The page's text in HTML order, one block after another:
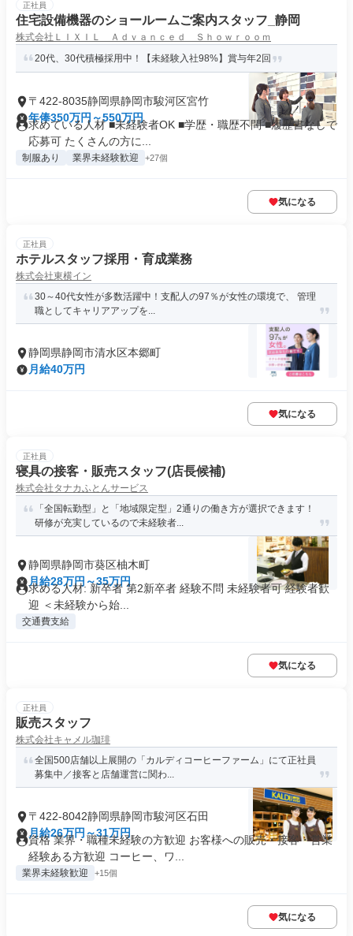
正社員
住宅設備機器のショールームご案内スタッフ_静岡
株式会社ＬＩＸＩＬ Ａｄｖａｎｃｅｄ Ｓｈｏｗｒｏｏｍ
20代、30代積極採用中！【未経験入社98%】賞与年2回
〒422-8035静岡県静岡市駿河区宮竹
年俸350万円～550万円
求めている人材 ■未経験者OK ■学歴・職歴不問 ■履歴書なしで
応募可 たくさんの方に...
制服あり 業界未経験歓迎 +27個
気になる
正社員
ホテルスタッフ採用・育成業務
株式会社東横イン
30～40代女性が多数活躍中！支配人の97％が女性の環境で、 管理
職としてキャリアアップを...
静岡県静岡市清水区本郷町
月給40万円
気になる
正社員
寝具の接客・販売スタッフ(店長候補)
株式会社タナカふとんサービス
「全国転勤型」と「地域限定型」2通りの働き方が選択できます！
研修が充実しているので未経験者...
静岡県静岡市葵区柚木町
月給28万円～35万円
求める人材: 新卒者 第2新卒者 経験不問 未経験者可 経験者歓
迎 ＜未経験から始...
交通費支給
気になる
正社員
販売スタッフ
株式会社キャメル珈琲
全国500店舗以上展開の「カルディコーヒーファーム」にて正社員
募集中／接客と店舗運営に関わ...
〒422-8042静岡県静岡市駿河区石田
月給26万円～31万円
資格 業界・職種未経験の方歓迎 お客様への販売・接客・営業
経験ある方歓迎 コーヒー、ワ...
業界未経験歓迎 +15個
気になる